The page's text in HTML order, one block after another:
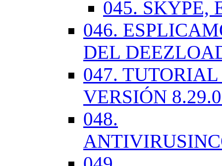
045. SKYPE,
046.
DEL
047.
VERSIÓN
048.